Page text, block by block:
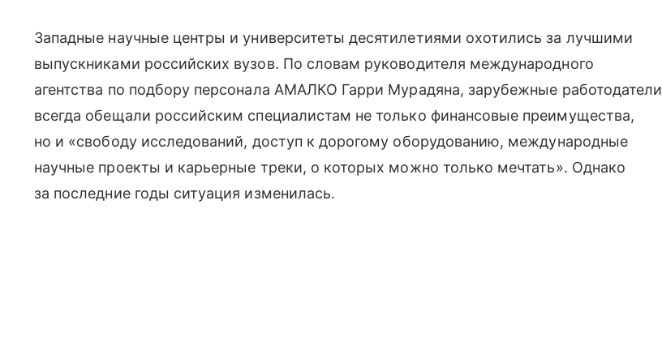
Западные научные центры и университеты десятилетиями охотились за лучшими
выпускниками российских вузов. По словам руководителя международного
агентства по подбору персонала АМАЛКО Гарри Мурадяна, зарубежные работодатели
всегда обещали российским специалистам не только финансовые преимущества,
но и «свободу исследований, доступ к дорогому оборудованию, международные
научные проекты и карьерные треки, о которых можно только мечтать». Однако
за последние годы ситуация изменилась.